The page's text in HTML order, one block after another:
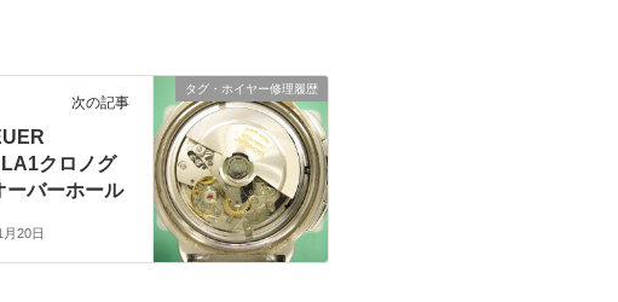
タグ・ホイヤー修理履歴
次の記事
クロノグ
ーバーホール
20日